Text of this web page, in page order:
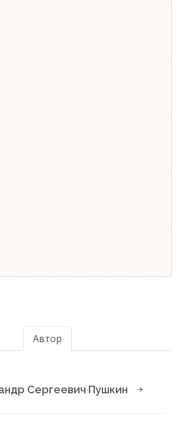
Автор
Сергеевич Пушкин